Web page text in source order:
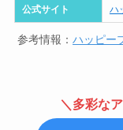
公式サイト ハ
参考情報： ハッピー
＼多彩な